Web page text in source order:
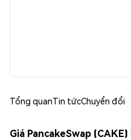
Tổng quanTin tứcChuyển đổi
Giá PancakeSwap